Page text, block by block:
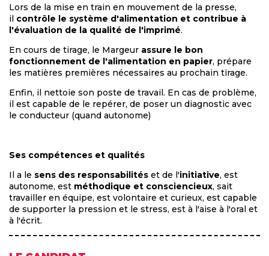
Lors de la mise en train en mouvement de la presse,
il contrôle le système d'alimentation et contribue à
l'évaluation de la qualité de l'imprimé.
En cours de tirage, le Margeur assure le bon
fonctionnement de l'alimentation en papier, prépare
les matières premières nécessaires au prochain tirage.
Enfin, il nettoie son poste de travail. En cas de problème,
il est capable de le repérer, de poser un diagnostic avec
le conducteur (quand autonome)
Ses compétences et qualités
Il a le sens des responsabilités et de l'initiative, est
autonome, est méthodique et consciencieux, sait
travailler en équipe, est volontaire et curieux, est capable
de supporter la pression et le stress, est à l'aise à l'oral et
à l'écrit.